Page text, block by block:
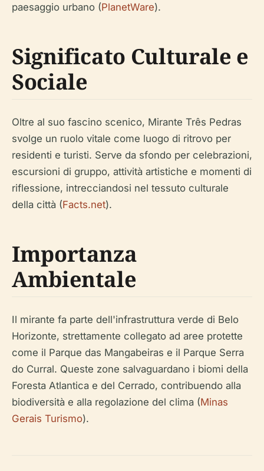
paesaggio urbano (PlanetWare).
Significato Culturale e
Sociale
Oltre al suo fascino scenico, Mirante Três Pedras
svolge un ruolo vitale come luogo di ritrovo per
residenti e turisti. Serve da sfondo per celebrazioni,
escursioni di gruppo, attività artistiche e momenti di
riflessione, intrecciandosi nel tessuto culturale
della città (Facts.net).
Importanza
Ambientale
Il mirante fa parte dell'infrastruttura verde di Belo
Horizonte, strettamente collegato ad aree protette
come il Parque das Mangabeiras e il Parque Serra
do Curral. Queste zone salvaguardano i biomi della
Foresta Atlantica e del Cerrado, contribuendo alla
biodiversità e alla regolazione del clima (Minas
Gerais Turismo).